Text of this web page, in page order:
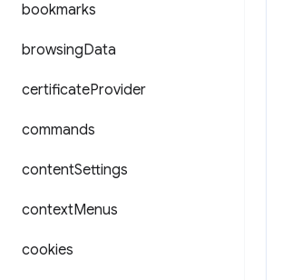
bookmarks
browsingData
certificateProvider
commands
contentSettings
contextMenus
cookies